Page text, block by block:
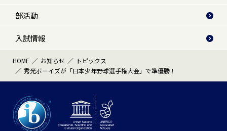
部活動
入試情報
HOME お知らせ
トピックス
秀光ボーイズが「日本少年野球選手権大会」で準優勝！